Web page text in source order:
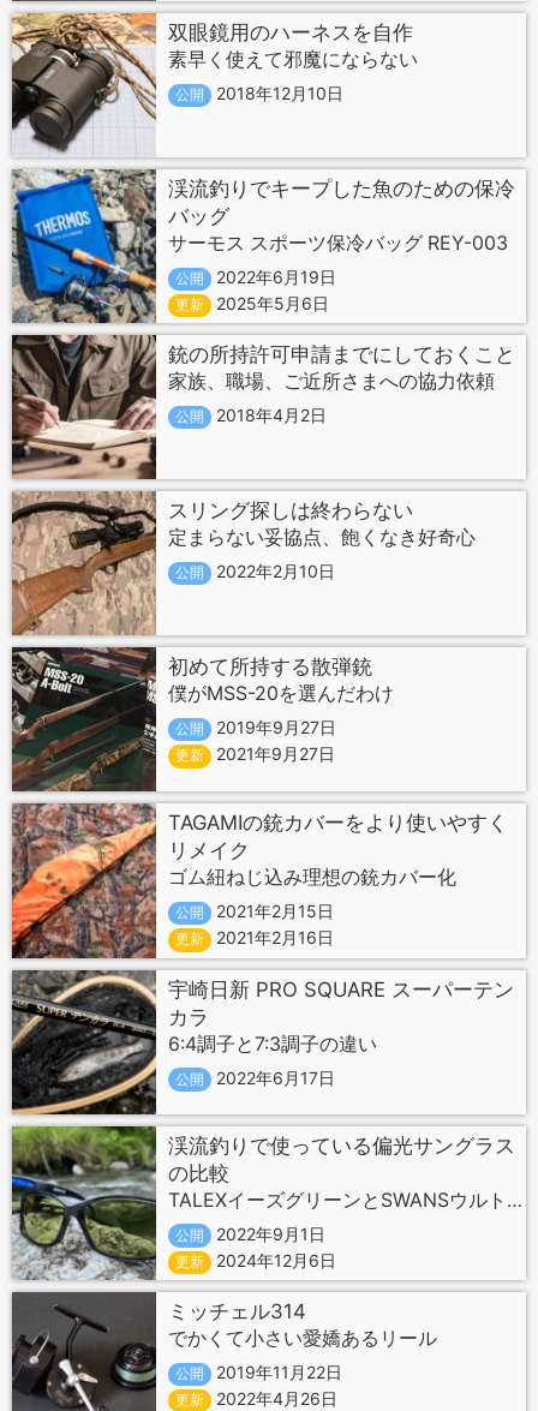
双眼鏡用のハーネスを自作
素早く使えて邪魔にならない
公開 2018年12月10日
渓流釣りでキープした魚のための保冷
バッグ
サーモス スポーツ保冷バッグ REY-003
公開 2022年6月19日
更新 2025年5月6日
銃の所持許可申請までにしておくこと
家族、職場、ご近所さまへの協力依頼
公開 2018年4月2日
スリング探しは終わらない
定まらない妥協点、飽くなき好奇心
公開 2022年2月10日
初めて所持する散弾銃
僕がMSS-20を選んだわけ
公開 2019年9月27日
更新 2021年9月27日
TAGAMIの銃カバーをより使いやすく
リメイク
ゴム紐ねじ込み理想の銃カバー化
公開 2021年2月15日
更新 2021年2月16日
宇崎日新 PRO SQUARE スーパーテン
カラ
6:4調子と7:3調子の違い
公開 2022年6月17日
渓流釣りで使っている偏光サングラス
の比較
TALEXイーズグリーンとSWANSウルトラライトグリーン
公開 2022年9月1日
更新 2024年12月6日
ミッチェル314
でかくて小さい愛嬌あるリール
公開 2019年11月22日
更新 2022年4月26日